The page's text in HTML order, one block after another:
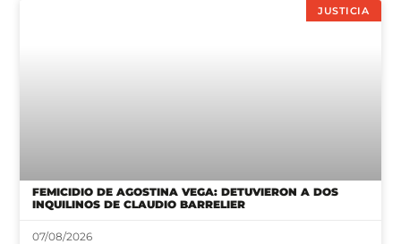
JUSTICIA
FEMICIDIO DE AGOSTINA VEGA: DETUVIERON A DOS
INQUILINOS DE CLAUDIO BARRELIER
07/08/2026